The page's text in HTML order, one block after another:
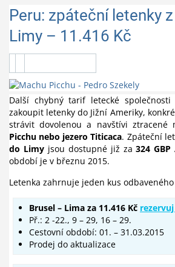
Peru: zpáteční letenky
Limy – 11.416 Kč
Další chybný tarif letecké společnosti
zakoupit letenky do Jižní Ameriky,
strávit dovolenou a navštívi ztracené
Picchu nebo jezero Titicaca. Zpáteční
do Limyjsou dostupné již za324
období je v březnu 2015.
Letenka zahrnuje jeden kus
Brusel – Lima za 11.416 Kč rezervuj
Př.: 2 -22., 9 – 29, 16 – 29.
Cestovní období: 01. – 31.03.2015
Prodej do aktualizace